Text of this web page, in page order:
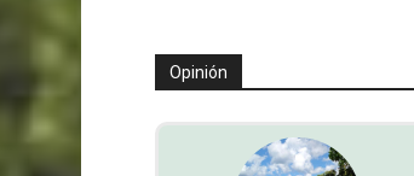
Opinión